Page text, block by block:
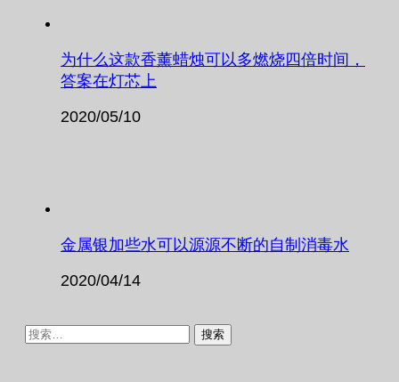
为什么这款香薰蜡烛可以多燃烧四倍时间，
答案在灯芯上
2020/05/10
金属银加些水可以源源不断的自制消毒水
2020/04/14
搜